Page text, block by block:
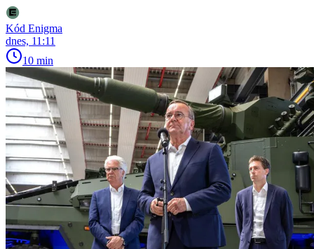
Kód Enigma
dnes, 11:11
10 min